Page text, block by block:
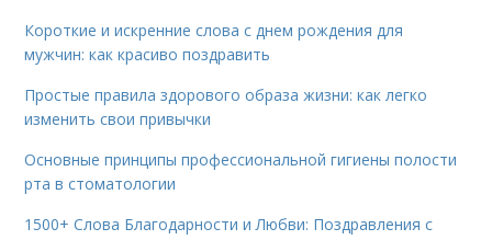
Короткие и искренние слова с днем рождения для
мужчин: как красиво поздравить
Простые правила здорового образа жизни: как легко
изменить свои привычки
Основные принципы профессиональной гигиены полости
рта в стоматологии
1500+ Слова Благодарности и Любви: Поздравления с